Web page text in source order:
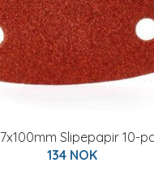
Slipepapir 10-
134 NOK